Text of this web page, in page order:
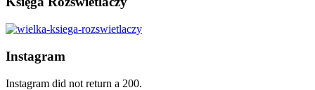
Instagram
Instagram did not return a 200.